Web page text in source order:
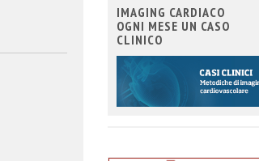
IMAGING CARDIACO
OGNI MESE UN CASO
CLINICO